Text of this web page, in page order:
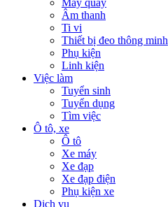
Máy quay
Âm thanh
Ti vi
Thiết bị đeo thông minh
Phụ kiện
Linh kiện
Việc làm
Tuyển sinh
Tuyển dụng
Tìm việc
Ô tô, xe
Ô tô
Xe máy
Xe đạp
Xe đạp điện
Phụ kiện xe
Dịch vụ